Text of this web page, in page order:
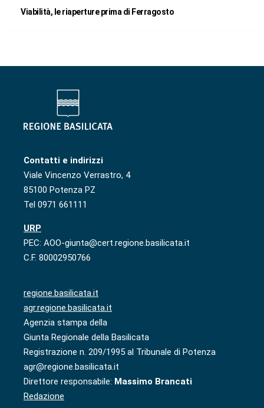
Viabilità, le riaperture prima di Ferragosto
Contatti e indirizzi
Viale Vincenzo Verrastro, 4
85100 Potenza PZ
Tel 0971 661111
URP
PEC: AOO-giunta@cert.regione.basilicata.it
C.F. 80002950766
regione.basilicata.it
agr.regione.basilicata.it
Agenzia stampa della
Giunta Regionale della Basilicata
Registrazione n. 209/1995 al Tribunale di Potenza
agr@regione.basilicata.it
Direttore responsabile: Massimo Brancati
Redazione